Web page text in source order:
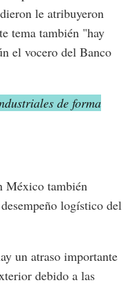
le atribuyeron
tema también "hay
el vocero del Banco
de forma
México también
logístico del
un atraso importante
debido a las